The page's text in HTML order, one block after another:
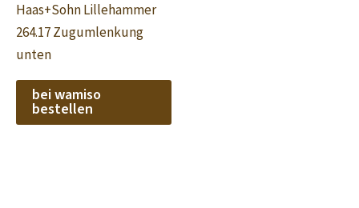
Haas+Sohn Lillehammer
264.17 Zugumlenkung
unten
bei wamiso
bestellen